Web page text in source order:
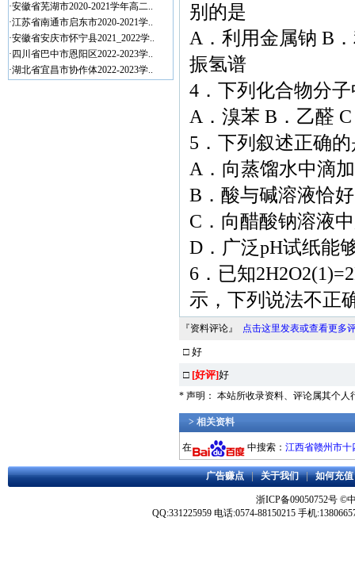
·安徽省芜湖市2020-2021学年高二..
·江苏省南通市启东市2020-2021学..
·安徽省安庆市怀宁县2021_2022学..
· 四川省巴中市恩阳区2022-2023学..
·湖北省宜昌市协作体2022-2023学..
别的是
A．利用金属钠 B
振氢谱
4．下列化合物分
A．溴苯 B．乙醛
5．下列叙述正确的
A．向蒸馏水中滴
B．酸与碱溶液恰
C．向醋酸钠溶液
D．广泛pH试纸能
6．已知
示，下列说法不正
『资料评论』 点击这里发表或查看更多
□ 好
□ [好评]好
* 声明： 本站所收录资料、评论属其个人
> 相关资料
在 中搜索： 江西省赣州市十
广告赚点|关于我们|如何充值
浙ICP备09050752号 ©
QQ:331225959 电话:0574-88150215 手机